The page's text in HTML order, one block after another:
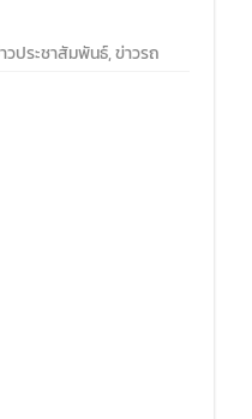
วประชาสัมพันธ์,ข่าวรถ